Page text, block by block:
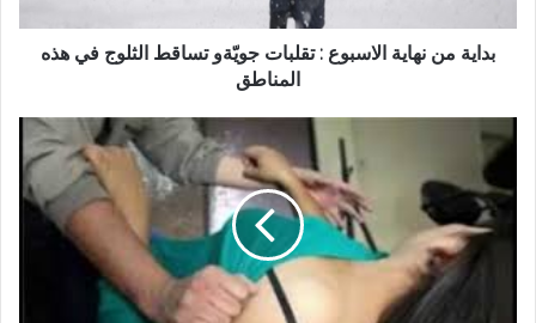
بداية من نهاية الاسبوع : تقلبات جويّةو تساقط الثلوج في هذه
المناطق